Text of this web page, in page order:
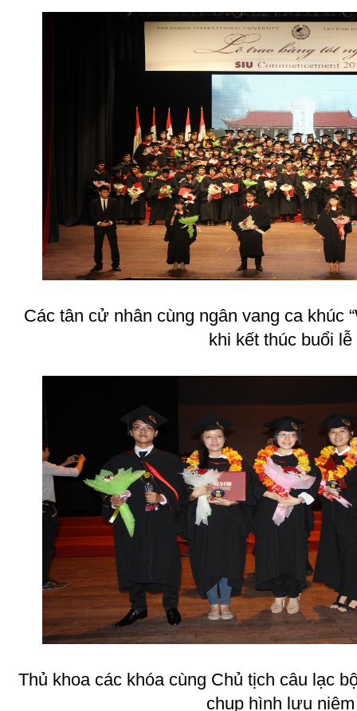
Các tân cử nhân cùng ngân vang ca khúc
khi kết thúc buổi lễ
Thủ khoa các khóa cùng Chủ tịch câu lạc
chụp hình lưu niệm